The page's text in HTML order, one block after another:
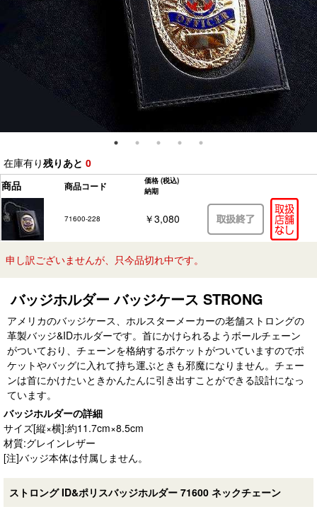
在庫有り残りあと 0
商品
商品コード 価格 (税込)
納期
71600-228 ￥3,080
申し訳ございませんが、只今品切れ中です。
バッジホルダー バッジケース STRONG
アメリカのバッジケース、ホルスターメーカーの老舗ストロングの
革製バッジ&IDホルダーです。首にかけられるようボールチェーン
がついており、チェーンを格納するポケットがついていますのでポ
ケットやバッグに入れて持ち運ぶときも邪魔になりません。チェー
ンは首にかけたいときかんたんに引き出すことができる設計になっ
ています。
バッジホルダーの詳細
サイズ[縦×横]:約11.7cm×8.5cm
材質:グレインレザー
[注]バッジ本体は付属しません。
ストロング ID&ポリスバッジホルダー 71600 ネックチェーン